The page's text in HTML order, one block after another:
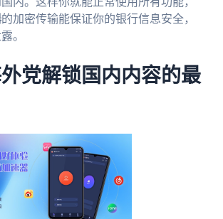
的加密传输能保证你的银行信息安全，
。
党解锁国内内容的最